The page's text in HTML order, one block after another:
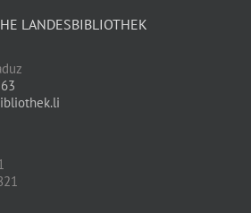
LANDESBIBLIOTHEK